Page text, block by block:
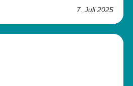
7. Juli 2025